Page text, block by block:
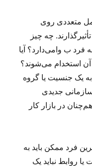
متعددی روی
‌چه چیز
فرد ب وامی‌دارد؟ آیا
آن استخدام می‌شوند؟
به یک جنسیت یا گروه
جدیدی
در بازار کار
فرد ممکن باید به
روابط نباید یک